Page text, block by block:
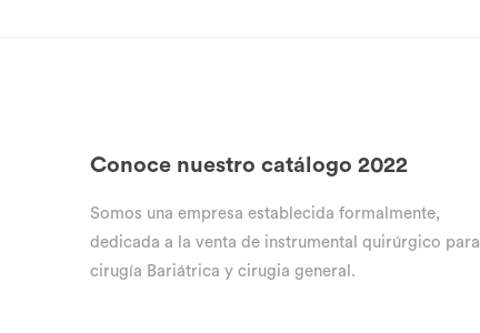
Conoce nuestro catálogo 2022
Somos una empresa establecida formalmente,
dedicada a la venta de instrumental quirúrgico para
cirugía Bariátrica y cirugia general.